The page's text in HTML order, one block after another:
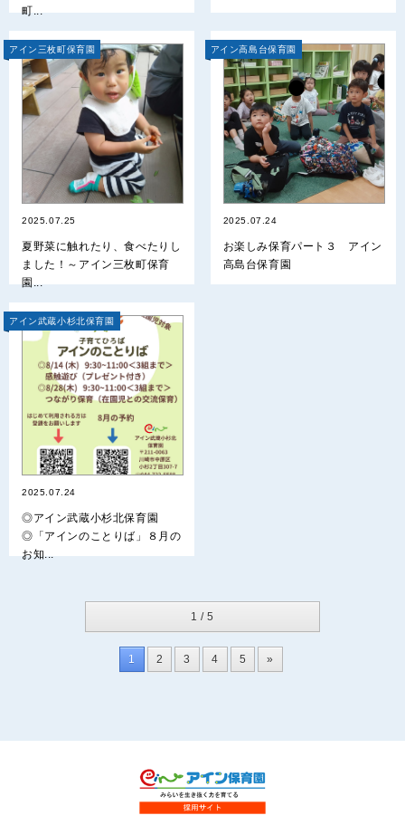
町...
アイン三枚町保育園
2025.07.25
夏野菜に触れたり、食べたりし
ました！～アイン三枚町保育
園...
アイン高島台保育園
2025.07.24
お楽しみ保育パート３ アイン
高島台保育園
アイン武蔵小杉北保育園
2025.07.24
◎アイン武蔵小杉北保育園
◎「アインのことりば」８月の
お知...
1 / 5
1 2 3 4 5 »